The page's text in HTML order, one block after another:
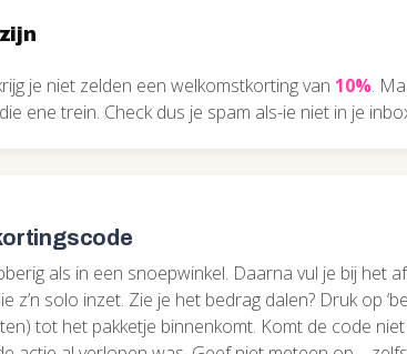
je niet zelden een welkomstkorting van 10%.
ene trein. Check dus je spam als-ie niet in je
als in een snoepwinkel. Daarna vul je bij het
z’n solo inzet. Zie je het bedrag dalen? Druk op
tot het pakketje binnenkomt. Komt de code